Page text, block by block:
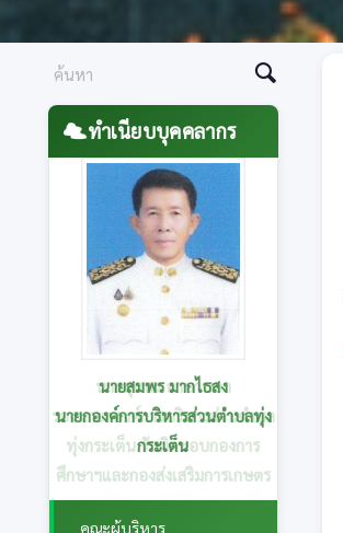
ทำเนียบบุคคลากร
นายสุนทร อาษานอก
รองนายกองค์การบริหารส่วนตำบล
ทุ่งกระเต็น รับผิดชอบกองการ
ศึกษาฯและกองส่งเสริมการเกษตร
คณะผู้บริหาร